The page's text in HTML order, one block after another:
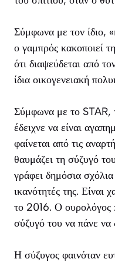
Σύμφωνα με τον ίδιο,
ο γαμπρός κακοποιεί
ότι διαψεύδεται από
ίδια οικογενειακή
Σύμφωνα με το
έδειχνε να είναι
φαίνεται από τις
θαυμάζει τη σύζυγό
γράφει δημόσια
ικανότητές της. Είναι
το 2016. Ο ουρολόγος
σύζυγό του να πάνε να
Η σύζυγος φαινόταν